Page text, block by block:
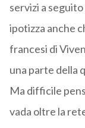
servizi a
ipotizza anche
francesi di
una parte della
Ma difficile
vada oltre la